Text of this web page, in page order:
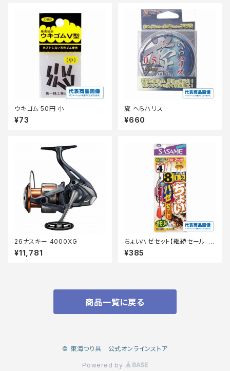
ウキゴム 50円 小
¥73
旋 へらハリス
¥660
26ナスキー 4000XG
¥11,781
ちょいハゼセット【継続セール_仕
掛】
¥385
商品一覧に戻る
© 東海つり具 公式オンラインストア
Powered by